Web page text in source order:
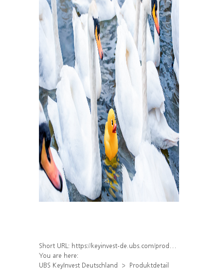
Short URL: https://keyinvest-de.ubs.com/produkt/detail/index/isin/DE000WA76DP1
You are here:
UBS KeyInvest Deutschland
Produktdetail